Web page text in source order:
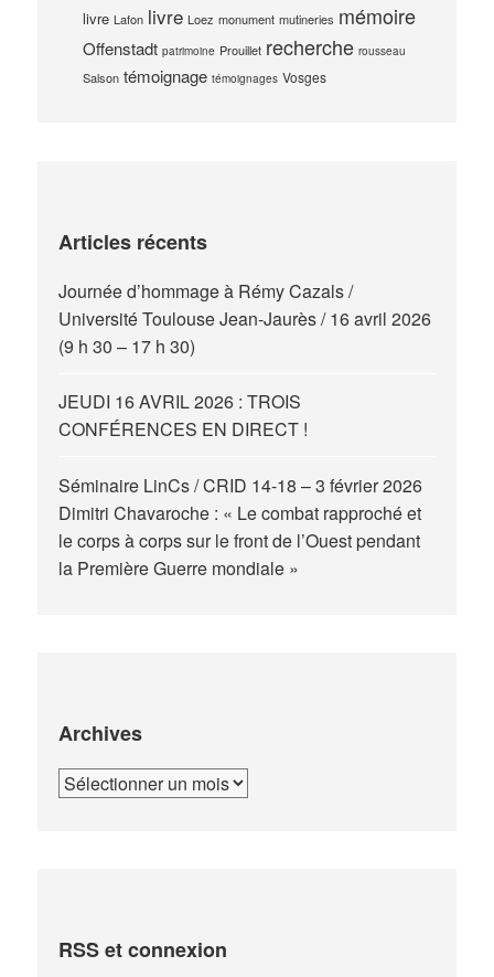
livre Lafon livre Loez monument mutineries mémoire
Offenstadt patrimoine Prouillet recherche rousseau
Salson témoignage témoignages Vosges
Articles récents
Journée d’hommage à Rémy Cazals /
Université Toulouse Jean-Jaurès / 16 avril 2026
(9 h 30 – 17 h 30)
JEUDI 16 AVRIL 2026 : TROIS
CONFÉRENCES EN DIRECT !
Séminaire LinCs / CRID 14-18 – 3 février 2026
Dimitri Chavaroche : « Le combat rapproché et
le corps à corps sur le front de l’Ouest pendant
la Première Guerre mondiale »
Archives
Archives
RSS et connexion